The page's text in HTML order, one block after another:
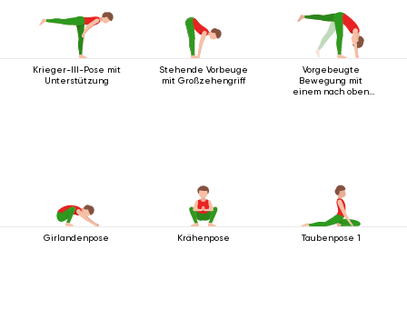
Krieger-III-Pose mit
Unterstützung
Stehende Vorbeuge
mit Großzehengriff
Vorgebeugte
Bewegung mit
einem nach oben
Girlandenpose Krähenpose Taubenpose 1